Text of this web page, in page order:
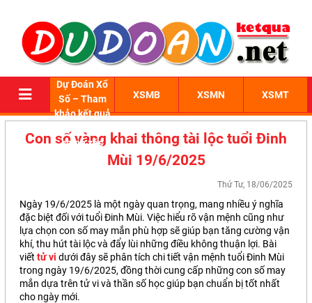
Dự Đoán Xổ
Số – Tham
khảo kết quả
chính xác
XSMB XSMN XSMT
Con số vàng khai thông tài lộc tuổi Đinh
Mùi 19/6/2025
Thứ Tư, 18/06/2025
Ngày 19/6/2025 là một ngày quan trọng, mang nhiều ý nghĩa
đặc biệt đối với tuổi Đinh Mùi. Việc hiểu rõ vận mệnh cũng như
lựa chọn con số may mắn phù hợp sẽ giúp bạn tăng cường vận
khí, thu hút tài lộc và đẩy lùi những điều không thuận lợi. Bài
viết tử vi dưới đây sẽ phân tích chi tiết vận mệnh tuổi Đinh Mùi
trong ngày 19/6/2025, đồng thời cung cấp những con số may
mắn dựa trên tử vi và thần số học giúp bạn chuẩn bị tốt nhất
cho ngày mới.